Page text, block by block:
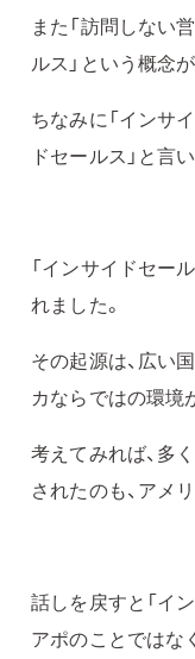
また「訪問しない
ルス」という概念
ちなみに「インサ
ドセールス」と言
「インサイドセー
れました。
その起源は、広い
カならではの環境
考えてみれば、多
されたのも、アメ
話しを戻すと「イ
アポのことではな